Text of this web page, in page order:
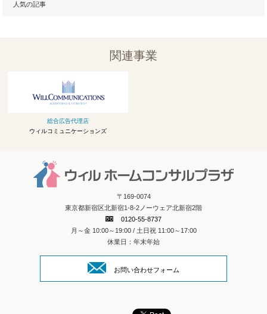
人気の記事
関連事業
総合広告代理店
ウィルコミュニケーションズ
〒169-0074
東京都新宿区北新宿1-8-2ノーウェア北新宿2階
0120-55-8737
月～金 10:00～19:00 / 土日祝 11:00～17:00
休業日：年末年始
お問い合わせフォーム